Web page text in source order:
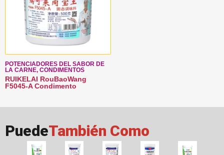
POTENCIADORES DEL SABOR DE
LA CARNE, CONDIMENTOS
RUIKELAI RouBaoWang
F5045-A Condimento
PuedeTambién Como